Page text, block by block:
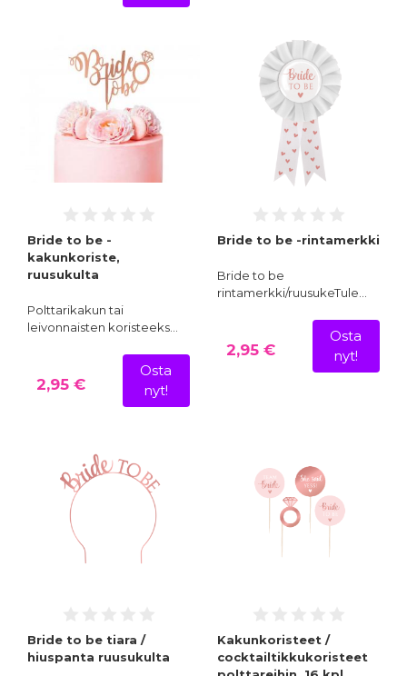
Bride to be -
kakunkoriste,
ruusukulta
Polttarikakun tai
leivonnaisten koristeeks…
2,95 €
Osta
nyt!
Bride to be -rintamerkki
Bride to be
rintamerkki/ruusukeTule…
2,95 €
Osta
nyt!
Bride to be tiara /
hiuspanta ruusukulta
Kakunkoristeet /
cocktailtikkukoristeet